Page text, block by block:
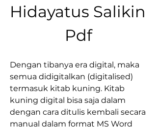
Hidayatus Salikin
Pdf
Dengan tibanya era digital, maka
semua didigitalkan (digitalised)
termasuk kitab kuning. Kitab
kuning digital bisa saja dalam
dengan cara ditulis kembali secara
manual dalam format MS Word